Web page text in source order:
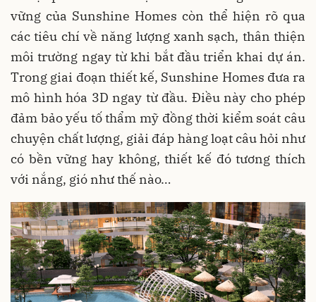
vững của Sunshine Homes còn thể hiện rõ qua
các tiêu chí về năng lượng xanh sạch, thân thiện
môi trường ngay từ khi bắt đầu triển khai dự án.
Trong giai đoạn thiết kế, Sunshine Homes đưa ra
mô hình hóa 3D ngay từ đầu. Điều này cho phép
đảm bảo yếu tố thẩm mỹ đồng thời kiểm soát câu
chuyện chất lượng, giải đáp hàng loạt câu hỏi như
có bền vững hay không, thiết kế đó tương thích
với nắng, gió như thế nào…